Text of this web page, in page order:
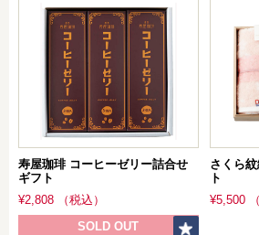
寿屋珈琲 コーヒーゼリー詰合せ
ギフト
¥2,808 （税込）
SOLD OUT
さくら
ト
¥5,500